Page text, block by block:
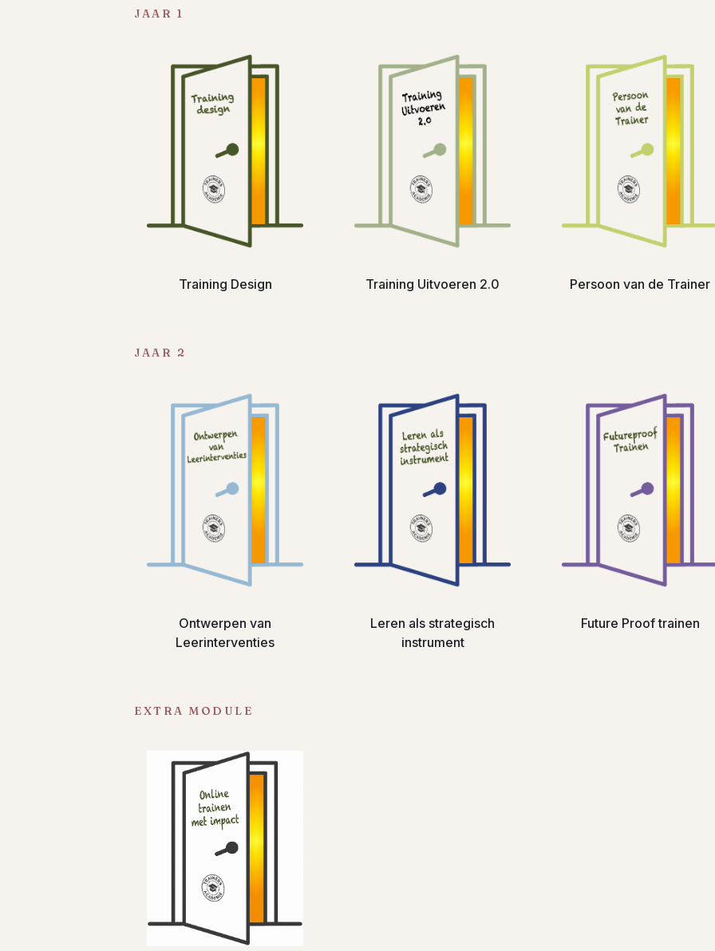
JAAR 1
Training Design Training Uitvoeren 2.0 Persoon van de Trainer
JAAR 2
Ontwerpen van
Leerinterventies
Leren als strategisch
instrument
Future Proof trainen
EXTRA MODULE